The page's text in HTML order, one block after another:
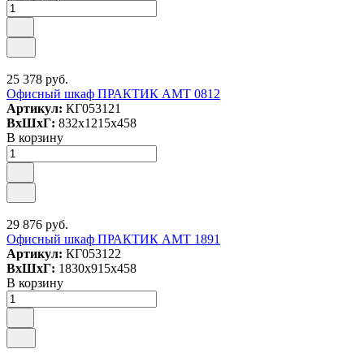
25 378 руб.
Офисный шкаф ПРАКТИК АМТ 0812
Артикул: КГ053121
ВxШxГ: 832x1215x458
В корзину
29 876 руб.
Офисный шкаф ПРАКТИК AMT 1891
Артикул: КГ053122
ВxШxГ: 1830x915x458
В корзину